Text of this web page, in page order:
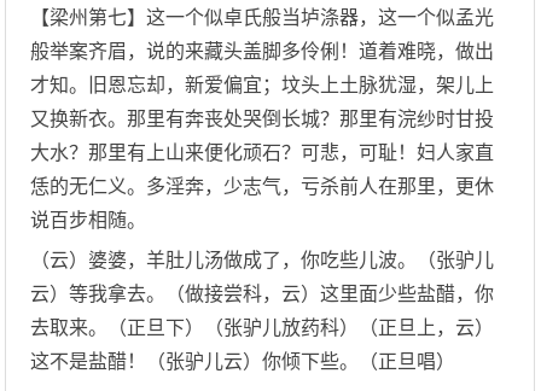
【梁州第七】这一个似卓氏般当垆涤器，这一个似孟光
般举案齐眉，说的来藏头盖脚多伶俐！道着难晓，做出
才知。旧恩忘却，新爱偏宜；坟头上土脉犹湿，架儿上
又换新衣。那里有奔丧处哭倒长城？那里有浣纱时甘投
大水？那里有上山来便化顽石？可悲，可耻！妇人家直
恁的无仁义。多淫奔，少志气，亏杀前人在那里，更休
说百步相随。
（云）婆婆，羊肚儿汤做成了，你吃些儿波。（张驴儿
云）等我拿去。（做接尝科，云）这里面少些盐醋，你
去取来。（正旦下）（张驴儿放药科）（正旦上，云）
这不是盐醋！（张驴儿云）你倾下些。（正旦唱）